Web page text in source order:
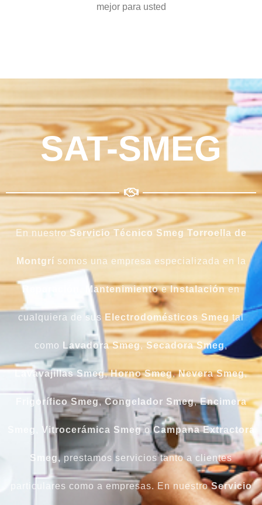
mejor para usted
SAT-SMEG
En nuestroServicio Técnico Smeg Torroella de
Montgrí somos una empresa especializada en la
Reparación MantenimientoeInstalaciónen
cualquiera de sus Electrodomésticos Smeg tal
como Lavadora Smeg,Secadora Smeg,
Lavavajillas Smeg,Horno Smeg,Nevera Smeg,
Frigorífico Smeg,Congelador Smeg,Encimera
Smeg Vitrocerámica SmegoCampana Extractora
Smeg,prestamos servicios tanto a clientes
particulares como a empresas. En nuestroServicio